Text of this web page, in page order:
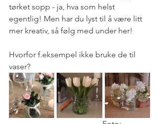
tørket sopp - ja, hva som helst
egentlig! Men har du lyst til å være litt
mer kreativ, så følg med under her!
Hvorfor f.eksempel ikke bruke de til
vaser?